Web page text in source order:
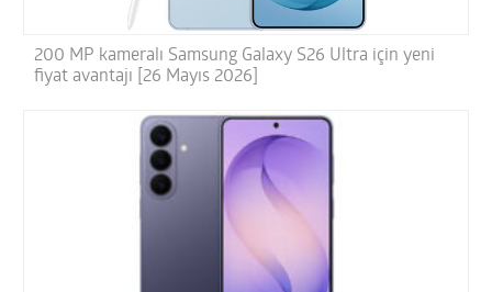
200 MP kameralı Samsung Galaxy S26 Ultra için yeni
fiyat avantajı [26 Mayıs 2026]